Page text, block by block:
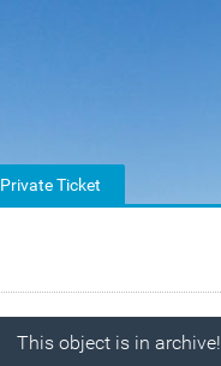
Private Ticket
This object is in archive!